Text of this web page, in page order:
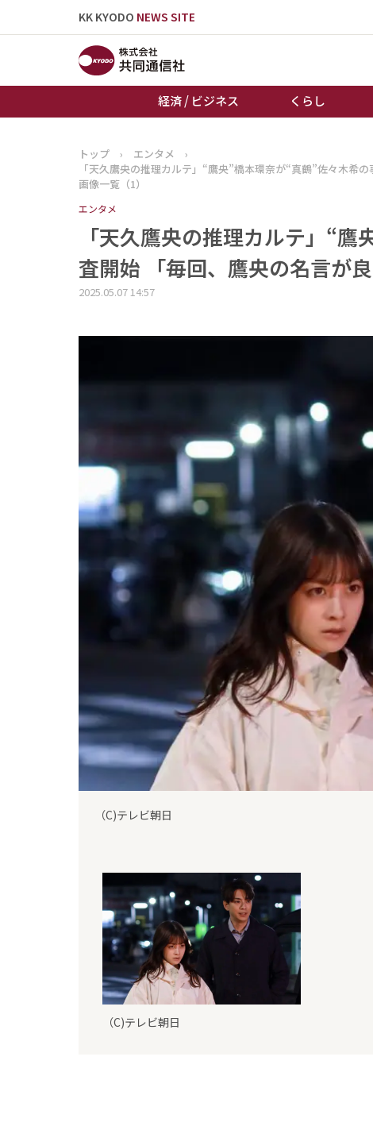
KK KYODO NEWS SITE
経済 / ビジネス くらし
トップページ
トップ › エンタメ
›
「天久鷹央の推理カルテ」“鷹央”橋本環奈が“真鶴”佐々木希
画像一覧（1）
エンタメ
「天久鷹央の推理カルテ」“
査開始 「毎回、鷹央の名言が
2025.05.07 14:57
（C)テレビ朝日
（C)テレビ朝日